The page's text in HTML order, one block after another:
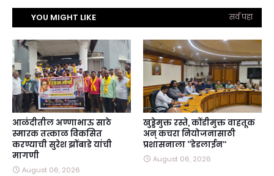
YOU MIGHT LIKE सर्व पहा
आळंदीतील अण्णाभाऊ साठे
स्मारक तत्काळ विकसित
करण्याची सुरेश झोंबाडे यांची
मागणी
August 06, 2026
खुड्डेमुक्त रस्ते, कोंडीमुक्त वाहतूक
अन्‌ कचरा नियोजनासाठी
प्रशासनाला ‘‘डेडलाईन’’
August 06, 2026